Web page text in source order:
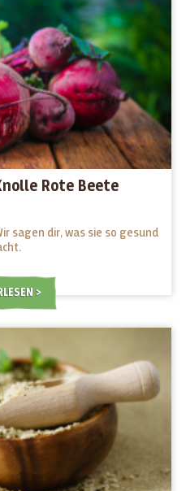
Rote Beete
sagen dir, was sie so gesund